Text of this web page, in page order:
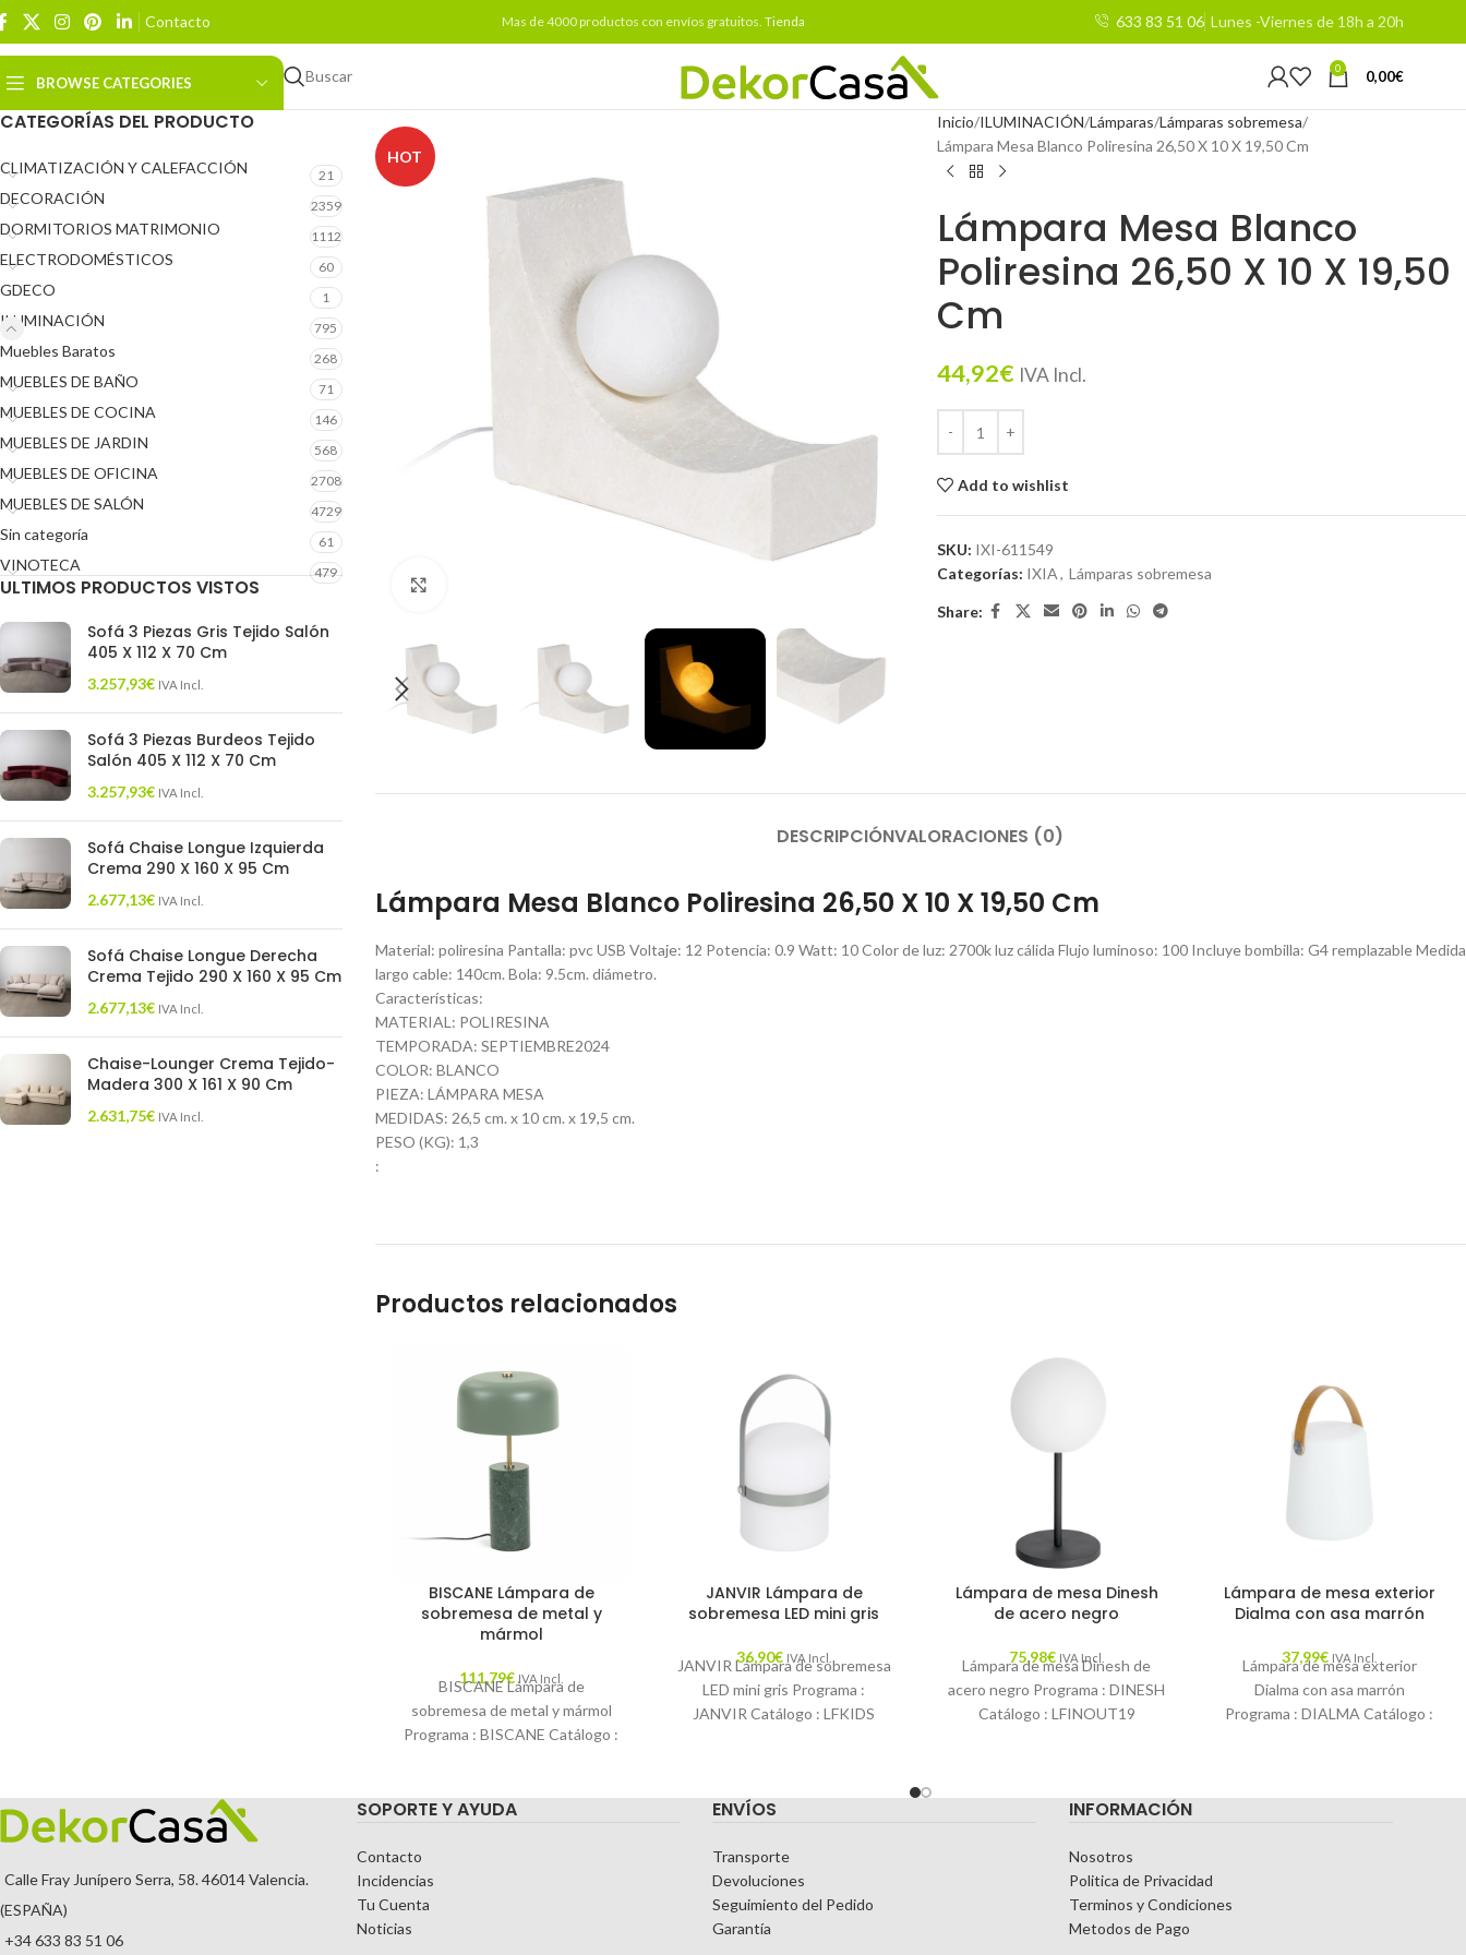
Contacto Mas de 4000 productos con envíos gratuitos. Tienda 633 83 51 06 Lunes -Viernes de 18h a 20h
BROWSE CATEGORIES Buscar 0 0,00€
CATEGORÍAS DEL PRODUCTO
CLIMATIZACIÓN Y CALEFACCIÓN 21
DECORACIÓN 2359
DORMITORIOS MATRIMONIO 1112
ELECTRODOMÉSTICOS 60
GDECO 1
ILUMINACIÓN 795
Muebles Baratos 268
MUEBLES DE BAÑO 71
MUEBLES DE COCINA 146
MUEBLES DE JARDIN 568
MUEBLES DE OFICINA 2708
MUEBLES DE SALÓN 4729
Sin categoría 61
VINOTECA 479
ULTIMOS PRODUCTOS VISTOS
Sofá 3 Piezas Gris Tejido Salón
405 X 112 X 70 Cm
3.257,93€ IVA Incl.
Sofá 3 Piezas Burdeos Tejido
Salón 405 X 112 X 70 Cm
3.257,93€ IVA Incl.
Sofá Chaise Longue Izquierda
Crema 290 X 160 X 95 Cm
2.677,13€ IVA Incl.
Sofá Chaise Longue Derecha
Crema Tejido 290 X 160 X 95 Cm
2.677,13€ IVA Incl.
Chaise-Lounger Crema Tejido-
Madera 300 X 161 X 90 Cm
2.631,75€ IVA Incl.
HOT
Inicio ILUMINACIÓN Lámparas Lámparas sobremesa
Lámpara Mesa Blanco Poliresina 26,50 X 10 X 19,50 Cm
Lámpara Mesa Blanco
Poliresina 26,50 X 10 X 19,50
Cm
44,92€ IVA Incl.
Add to wishlist
SKU: IXI-611549
Categorías: IXIA, Lámparas sobremesa
Share:
DESCRIPCIÓNVALORACIONES (0)
Lámpara Mesa Blanco Poliresina 26,50 X 10 X 19,50 Cm
Material: poliresina Pantalla: pvc USB Voltaje: 12 Potencia: 0.9 Watt: 10 Color de luz: 2700k luz cálida Flujo luminoso: 100 Incluye bombilla: G4 remplazable Medida
largo cable: 140cm. Bola: 9.5cm. diámetro.
Características:
MATERIAL: POLIRESINA
TEMPORADA: SEPTIEMBRE2024
COLOR: BLANCO
PIEZA: LÁMPARA MESA
MEDIDAS: 26,5 cm. x 10 cm. x 19,5 cm.
PESO (KG): 1,3
:
Productos relacionados
BISCANE Lámpara de
sobremesa de metal y
mármol
111,79€ IVA Incl.
BISCANE Lámpara de
sobremesa de metal y mármol
Programa : BISCANE Catálogo :
JANVIR Lámpara de
sobremesa LED mini gris
36,90€ IVA Incl.
JANVIR Lámpara de sobremesa
LED mini gris Programa :
JANVIR Catálogo : LFKIDS
Lámpara de mesa Dinesh
de acero negro
75,98€ IVA Incl.
Lámpara de mesa Dinesh de
acero negro Programa : DINESH
Catálogo : LFINOUT19
Lámpara de mesa exterior
Dialma con asa marrón
37,99€ IVA Incl.
Lámpara de mesa exterior
Dialma con asa marrón
Programa : DIALMA Catálogo :
Calle Fray Junípero Serra, 58. 46014 Valencia.
(ESPAÑA)
+34 633 83 51 06
SOPORTE Y AYUDA
Contacto
Incidencias
Tu Cuenta
Noticias
ENVÍOS
Transporte
Devoluciones
Seguimiento del Pedido
Garantía
INFORMACIÓN
Nosotros
Politica de Privacidad
Terminos y Condiciones
Metodos de Pago